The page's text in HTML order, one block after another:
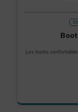
Les boots